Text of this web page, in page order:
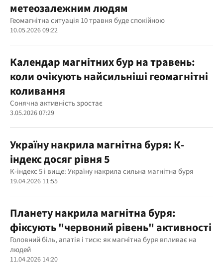
метеозалежним людям
Геомагнітна ситуація 10 травня буде спокійною
10.05.2026 09:22
Календар магнітних бур на травень:
коли очікують найсильніші геомагнітні
коливання
Сонячна активність зростає
3.05.2026 07:29
Україну накрила магнітна буря: К-
індекс досяг рівня 5
К-індекс 5 і вище: Україну накрила сильна магнітна буря
19.04.2026 11:55
Планету накрила магнітна буря:
фіксують "червоний рівень" активності
Головний біль, апатія і тиск: як магнітна буря впливає на
людей
11.04.2026 14:20